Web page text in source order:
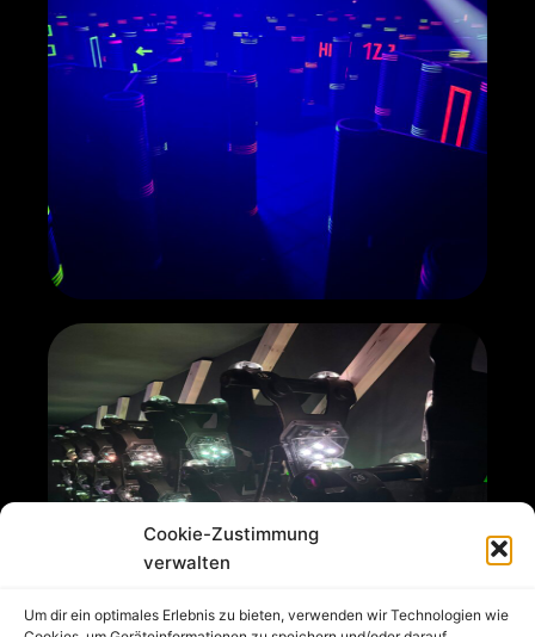
Cookie-Zustimmung
verwalten
Um dir ein optimales Erlebnis zu bieten, verwenden wir Technologien wie